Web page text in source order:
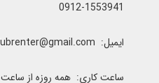
0912-1553941
ایمیل: clubrenter@gmail.com
ساعت کاری: همه روزه از ساعت 9:00 الی 17:00